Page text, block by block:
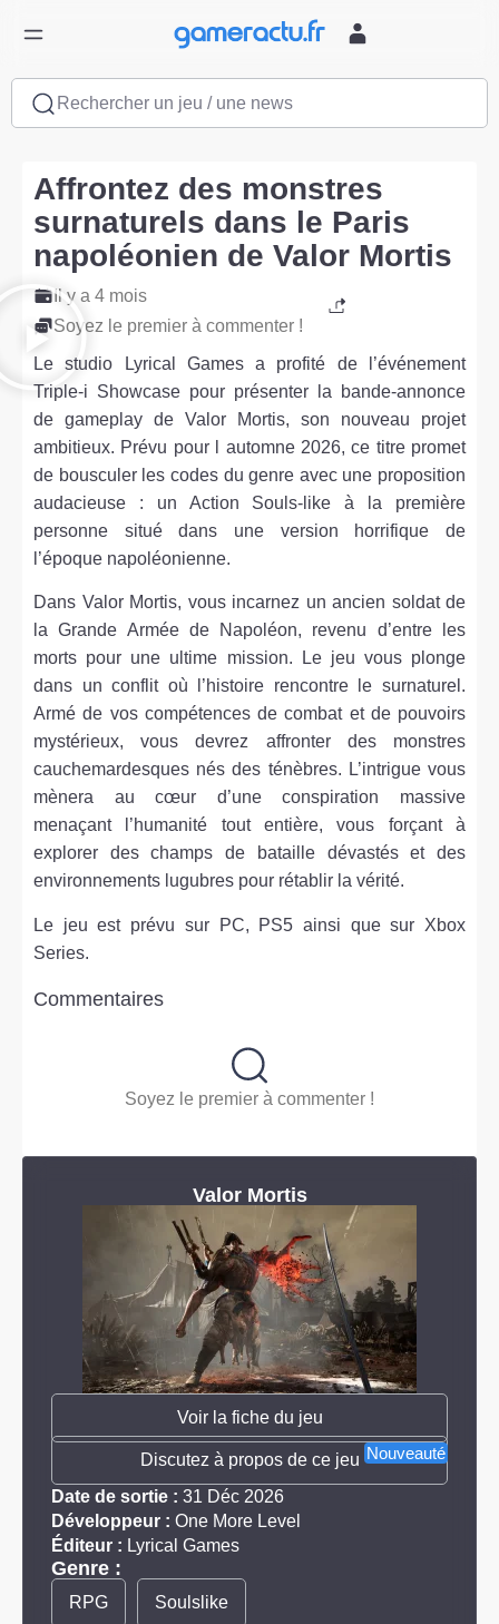
Rechercher un jeu / une news
Affrontez des monstres
surnaturels dans le Paris
napoléonien de Valor Mortis
Il y a 4 mois
Soyez le premier à commenter !
Le studio Lyrical Games a profité de l’événement
Triple-i Showcase pour présenter la bande-annonce
de gameplay de Valor Mortis, son nouveau projet
ambitieux. Prévu pour l automne 2026, ce titre promet
de bousculer les codes du genre avec une proposition
audacieuse : un Action Souls-like à la première
personne situé dans une version horrifique de
l’époque napoléonienne.
Dans Valor Mortis, vous incarnez un ancien soldat de
la Grande Armée de Napoléon, revenu d’entre les
morts pour une ultime mission. Le jeu vous plonge
dans un conflit où l’histoire rencontre le surnaturel.
Armé de vos compétences de combat et de pouvoirs
mystérieux, vous devrez affronter des monstres
cauchemardesques nés des ténèbres. L’intrigue vous
mènera au cœur d’une conspiration massive
menaçant l’humanité tout entière, vous forçant à
explorer des champs de bataille dévastés et des
environnements lugubres pour rétablir la vérité.
Le jeu est prévu sur PC, PS5 ainsi que sur Xbox
Series.
Commentaires
Soyez le premier à commenter !
Valor Mortis
Voir la fiche du jeu
Nouveauté
Discutez à propos de ce jeu
Date de sortie : 31 Déc 2026
Développeur : One More Level
Éditeur : Lyrical Games
Genre :
RPG Soulslike